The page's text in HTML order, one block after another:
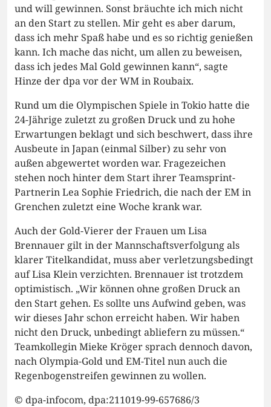
und will gewinnen. Sonst bräuchte ich mich nicht
an den Start zu stellen. Mir geht es aber darum,
dass ich mehr Spaß habe und es so richtig genießen
kann. Ich mache das nicht, um allen zu beweisen,
dass ich jedes Mal Gold gewinnen kann“, sagte
Hinze der dpa vor der WM in Roubaix.
Rund um die Olympischen Spiele in Tokio hatte die
24-Jährige zuletzt zu großen Druck und zu hohe
Erwartungen beklagt und sich beschwert, dass ihre
Ausbeute in Japan (einmal Silber) zu sehr von
außen abgewertet worden war. Fragezeichen
stehen noch hinter dem Start ihrer Teamsprint-
Partnerin Lea Sophie Friedrich, die nach der EM in
Grenchen zuletzt eine Woche krank war.
Auch der Gold-Vierer der Frauen um Lisa
Brennauer gilt in der Mannschaftsverfolgung als
klarer Titelkandidat, muss aber verletzungsbedingt
auf Lisa Klein verzichten. Brennauer ist trotzdem
optimistisch. „Wir können ohne großen Druck an
den Start gehen. Es sollte uns Aufwind geben, was
wir dieses Jahr schon erreicht haben. Wir haben
nicht den Druck, unbedingt abliefern zu müssen.“
Teamkollegin Mieke Kröger sprach dennoch davon,
nach Olympia-Gold und EM-Titel nun auch die
Regenbogenstreifen gewinnen zu wollen.
© dpa-infocom, dpa:211019-99-657686/3